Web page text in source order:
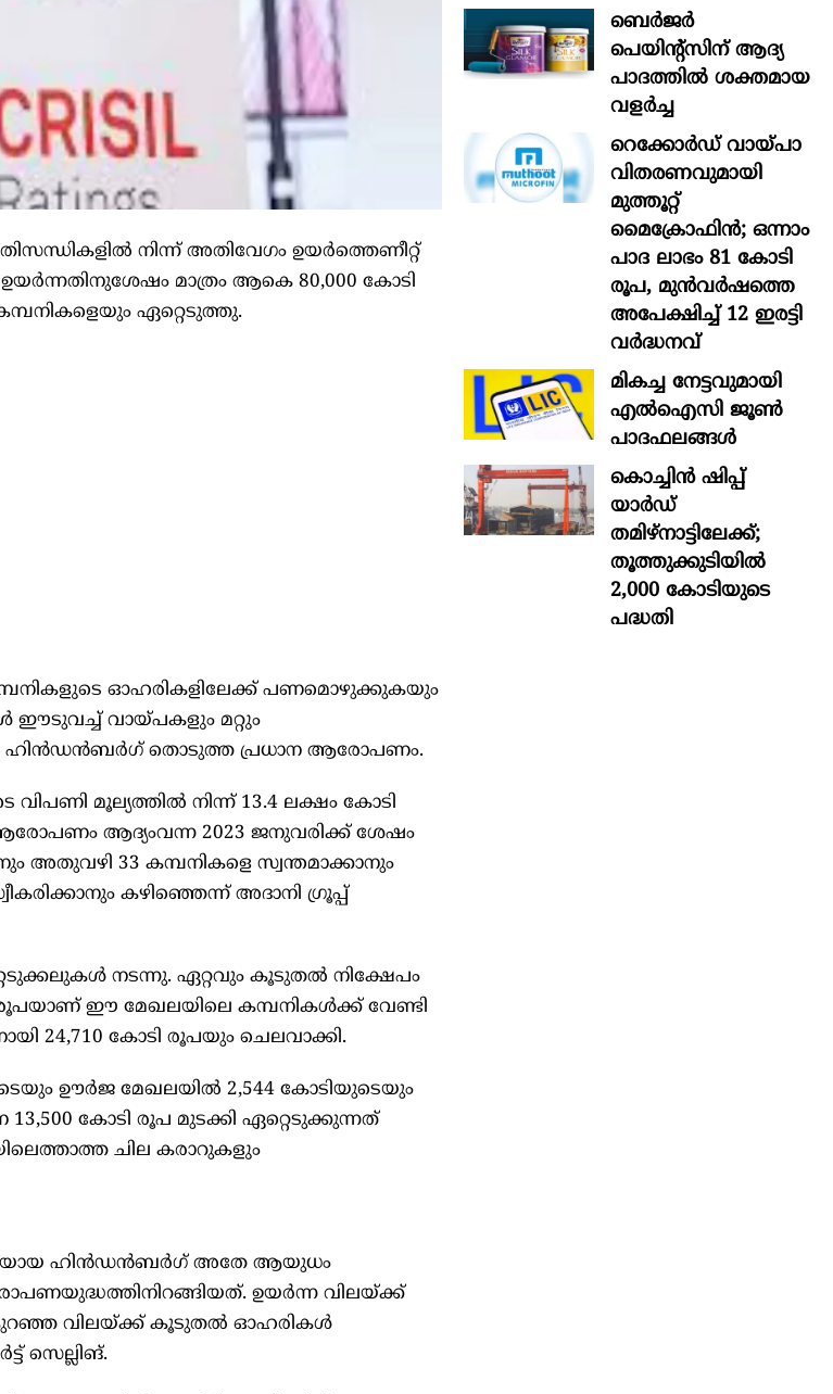
നിന്ന് അതിവേഗം ഉയർത്തെണീറ്റ്
മാത്രം ആകെ 80,000 കോടി
ഏറ്റെടുത്തു.
ഓഹരികളിലേക്ക് പണമൊഴുക്കുകയും
ഈടുവച്ച് വായ്പകളും മറ്റും
ഹിൻഡൻബർഗ് തൊടുത്ത പ്രധാന ആരോപണം.
മൂല്യത്തിൽ നിന്ന് 13.4 ലക്ഷം കോടി
ആദ്യംവന്ന 2023 ജനുവരിക്ക് ശേഷം
അതുവഴി 33 കമ്പനികളെ സ്വന്തമാക്കാനും
കഴിഞ്ഞെന്ന് അദാനി ഗ്രൂപ്പ്
നടന്നു. ഏറ്റവും കൂടുതൽ നിക്ഷേപം
ഈ മേഖലയിലെ കമ്പനികൾക്ക് വേണ്ടി
24,710 കോടി രൂപയും ചെലവാക്കി.
ഊർജ മേഖലയിൽ 2,544 കോടിയുടെയും
13,500 കോടി രൂപ മുടക്കി ഏറ്റെടുക്കുന്നത്
ചില കരാറുകളും
ഹിൻഡൻബർഗ് അതേ ആയുധം
ഉയർന്ന വിലയ്ക്ക്
വിലയ്ക്ക് കൂടുതൽ ഓഹരികൾ
സെല്ലിങ്.
ബെർജർ
പെയിന്റ്സിന് ആദ്യ
പാദത്തിൽ ശക്തമായ
വളർച്ച
റെക്കോർഡ് വായ്പാ
വിതരണവുമായി
മുത്തൂറ്റ്
മൈക്രോഫിൻ; ഒന്നാം
പാദ ലാഭം 81 കോടി
രൂപ, മുൻവർഷത്തെ
അപേക്ഷിച്ച് 12 ഇരട്ടി
വർദ്ധനവ്
മികച്ച നേട്ടവുമായി
എൽഐസി ജൂൺ
പാദഫലങ്ങൾ
കൊച്ചിന്‍ ഷിപ്പ്
യാർഡ്
തമിഴ്നാട്ടിലേക്ക്;
തൂത്തുക്കുടിയിൽ
2,000 കോടിയുടെ
പദ്ധതി